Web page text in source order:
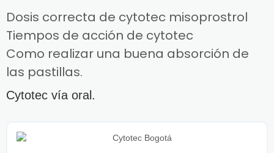
Dosis correcta de cytotec misoprostrol
Tiempos de acción de cytotec
Como realizar una buena absorción de
las pastillas.
Cytotec vía oral.